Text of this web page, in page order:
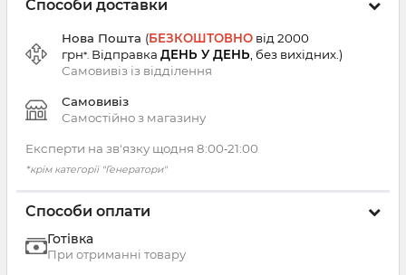
Способи доставки
Нова Пошта (БЕЗКОШТОВНО від 2000
грн*. Відправка ДЕНЬ У ДЕНЬ , без вихідних.)
Самовивіз із відділення
Самовивіз
Самостійно з магазину
Експерти на зв'язку щодня 8:00‑21:00
*крім категорії "Генератори"
Способи оплати
Готівка
При отриманні товару